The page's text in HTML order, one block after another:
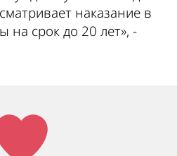
наказание в
на срок до 20 лет», -